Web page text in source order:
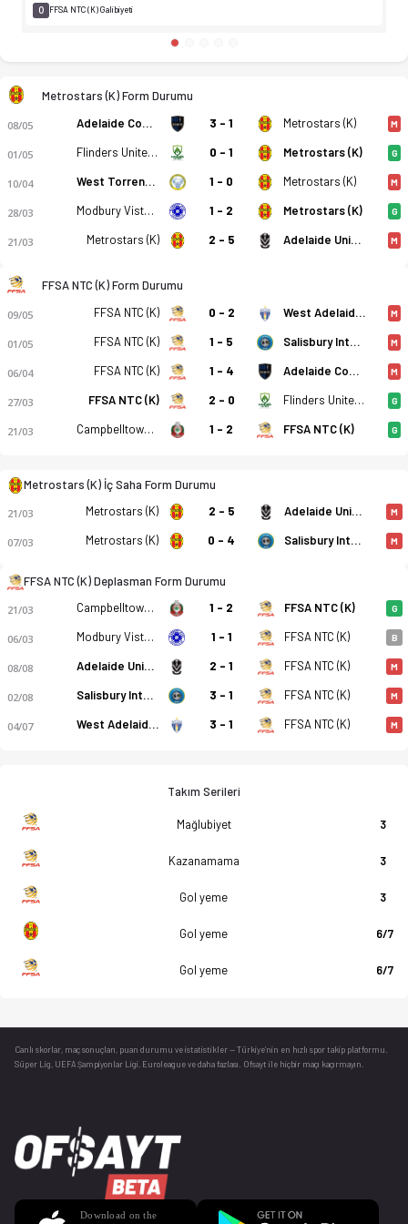
Metrostars (K) - FFSA NTC (K) 0-3 bitti. Gol anları, kadro,
0 FFSA NTC (K) Galibiyeti
Metrostars (K) Form Durumu
08/05 Adelaide Comets FC (K) 3 - 1 Metrostars (K) M
01/05 Flinders United Wfc (K) 0 - 1 Metrostars (K) G
10/04 West Torrens Birkalla (K) 1 - 0 Metrostars (K) M
28/03 Modbury Vista (K) 1 - 2 Metrostars (K) G
21/03 Metrostars (K) 2 - 5 Adelaide University (K) M
FFSA NTC (K) Form Durumu
09/05 FFSA NTC (K) 0 - 2 West Adelaide (K) M
01/05 FFSA NTC (K) 1 - 5 Salisbury Inter (K) M
06/04 FFSA NTC (K) 1 - 4 Adelaide Comets FC (K) M
27/03 FFSA NTC (K) 2 - 0 Flinders United Wfc (K) G
21/03 Campbelltown City SC (K) 1 - 2 FFSA NTC (K) G
Metrostars (K) İç Saha Form Durumu
21/03 Metrostars (K) 2 - 5 Adelaide University (K) M
07/03 Metrostars (K) 0 - 4 Salisbury Inter (K) M
FFSA NTC (K) Deplasman Form Durumu
21/03 Campbelltown City SC (K) 1 - 2 FFSA NTC (K) G
06/03 Modbury Vista (K) 1 - 1 FFSA NTC (K) B
08/08 Adelaide University (K) 2 - 1 FFSA NTC (K) M
02/08 Salisbury Inter (K) 3 - 1 FFSA NTC (K) M
04/07 West Adelaide (K) 3 - 1 FFSA NTC (K) M
Takım Serileri
Mağlubiyet 3
Kazanamama 3
Gol yeme 3
Gol yeme 6/7
Gol yeme 6/7
Canlı skorlar , maç sonuçları, puan durumu ve istatistikler — Türkiye’nin en hızlı spor takip platformu.
Süper Lig, UEFA Şampiyonlar Ligi, Euroleague ve daha fazlası. Ofsayt ile hiçbir maçı kaçırmayın.